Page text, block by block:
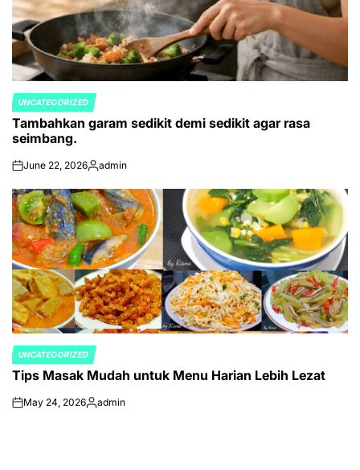
POSTED
IN
UNCATEGORIZED
Tambahkan garam sedikit demi sedikit agar rasa
seimbang.
onJune 22, 2026Posted
admin
POSTED
IN
UNCATEGORIZED
Tips Masak Mudah untuk Menu Harian Lebih Lezat
onMay 24, 2026Posted
admin